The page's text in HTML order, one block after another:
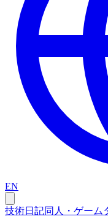
EN
技術日記同人・ゲーム